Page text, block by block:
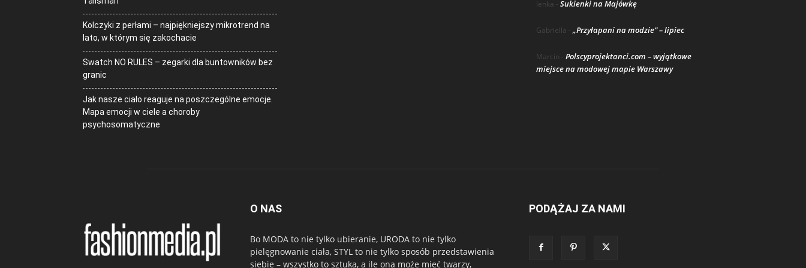
Kolczyki z perłami – najpiękniejszy mikrotrend na
lato, w którym się zakochacie
Swatch NO RULES – zegarki dla buntowników bez
granic
Jak nasze ciało reaguje na poszczególne emocje.
Mapa emocji w ciele a choroby
psychosomatyczne
lenka - Sukienki na Majówkę
Gabriella - „Przyłapani na modzie” – lipiec
Marcin - Polscyprojektanci.com – wyjątkowe
miejsce na modowej mapie Warszawy
O NAS
Bo MODA to nie tylko ubieranie, URODA to nie tylko
pielęgnowanie ciała, STYL to nie tylko sposób przedstawienia
siebie – wszystko to sztuka, a ile ona może mieć twarzy,
PODĄŻAJ ZA NAMI